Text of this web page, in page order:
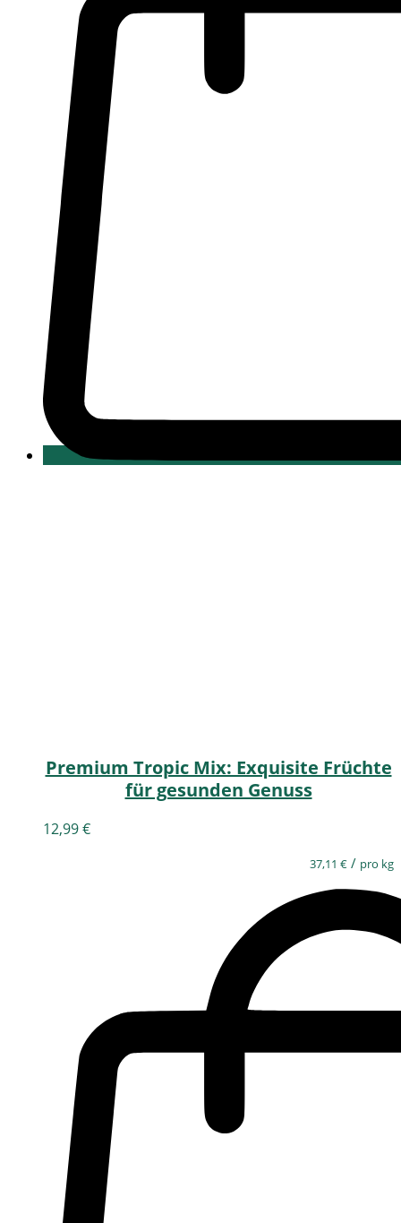
Premium Tropic Mix: Exquisite Früchte
für gesunden Genuss
12,99€
37,11 € / pro kg